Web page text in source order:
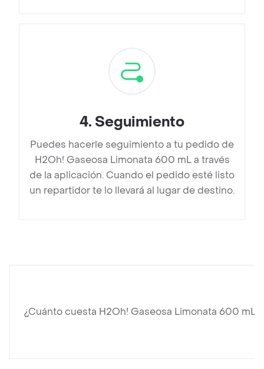
4. Seguimiento
Puedes hacerle seguimiento a tu pedido de
H2Oh! Gaseosa Limonata 600 mL a través
de la aplicación. Cuando el pedido esté listo
un repartidor te lo llevará al lugar de destino.
¿Cuánto cuesta H2Oh! Gaseosa Limonata 600 mL?